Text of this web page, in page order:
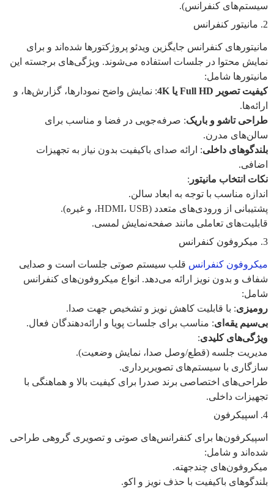
سیستم‌های کنفرانس).
2. مانیتور کنفرانس
مانیتورهای کنفرانس جایگزین ویدئو پروژکتورها شده‌اند و برای
نمایش محتوا در جلسات استفاده می‌شوند. ویژگی‌های برجسته این
مانیتورها شامل:
کیفیت تصویر Full HD یا 4K
: نمایش واضح نمودارها، گزارش‌ها، و
ارائه‌ها.
طراحی تاشو و باریک: صرفه‌جویی در فضا و مناسب برای
سالن‌های مدرن.
بلندگوهای داخلی: ارائه صدای باکیفیت بدون نیاز به تجهیزات
اضافی.
نکات انتخاب مانیتور :
اندازه مناسب با توجه به ابعاد سالن.
پشتیبانی از ورودی‌های متعدد (HDMI، USB، و غیره).
قابلیت‌های تعاملی مانند صفحه‌نمایش لمسی.
3. میکروفون کنفرانس
میکروفون کنفرانس قلب سیستم صوتی جلسات است و صدایی
شفاف و بدون نویز ارائه می‌دهد. انواع میکروفون‌های کنفرانس
شامل:
رومیزی: با قابلیت کاهش نویز و تشخیص جهت صدا.
بی‌سیم یقه‌ای: مناسب برای جلسات پویا و ارائه‌دهندگان فعال.
ویژگی‌های کلیدی:
مدیریت جلسه (قطع/وصل صدا، نمایش وضعیت).
سازگاری با سیستم‌های تصویربرداری.
طراحی‌های اختصاصی برند صدرا برای کیفیت بالا و هماهنگی با
تجهیزات داخلی.
4. اسپیکرفون
اسپیکرفون‌ها برای کنفرانس‌های صوتی و تصویری گروهی طراحی
شده‌اند و شامل:
میکروفون‌های چندجهته.
بلندگوهای باکیفیت با حذف نویز و اکو.